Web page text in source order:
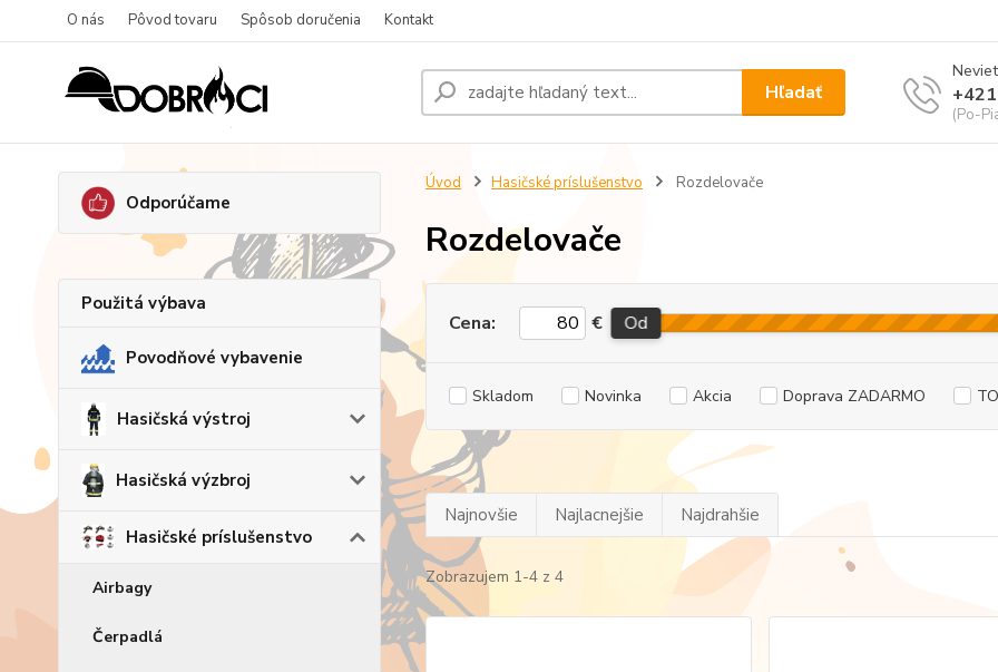
O nás Pôvod tovaru Spôsob doručenia Kontakt
Hľadať
(Po-
Odporúčame
Použitá výbava
Povodňové vybavenie
Hasičská výstroj
Hasičská výzbroj
Hasičské príslušenstvo
Airbagy
Čerpadlá
Úvod Hasičské príslušenstvo Rozdelovače
Rozdelovače
Cena: € Od
Skladom Novinka Akcia Doprava ZADARMO
Najnovšie Najlacnejšie Najdrahšie
Zobrazujem 1-4 z 4